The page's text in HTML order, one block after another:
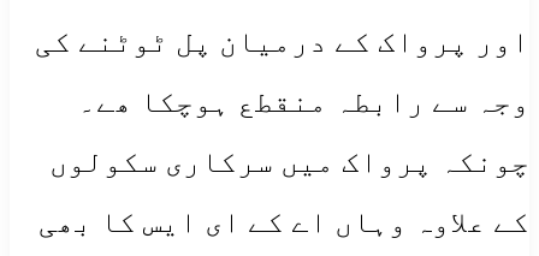
اور پرواک کے درمیان پل ٹوٹنے کی
وجہ سے رابطہ منقطع ہوچکا ھے۔
چونکہ پرواک میں سرکاری سکولوں
کے علاوہ وہاں اے کے ای ایس کا بھی